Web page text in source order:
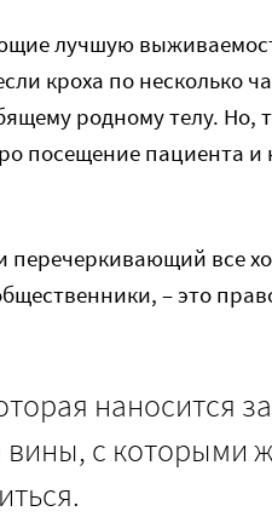
лучшую
кроха по несколько
родному телу. Но,
посещение пациента и
все
– это
наносится
с которыми